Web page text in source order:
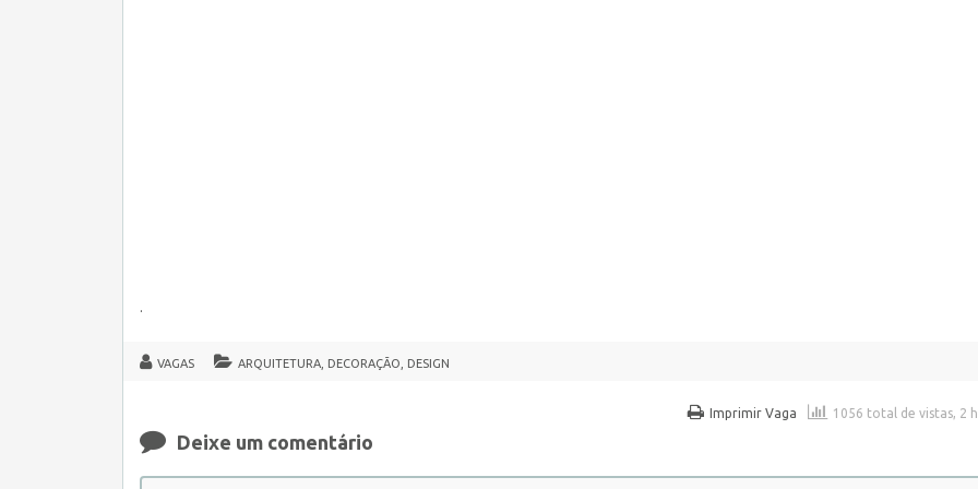
.
VAGAS ARQUITETURA, DECORAÇÃO, DESIGN
1056 total de vistas, 2
Imprimir Vaga
Deixe um comentário